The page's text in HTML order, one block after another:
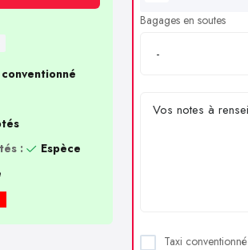
conventionné
:
Espèce
Bagages en soutes
Taxi conventionné